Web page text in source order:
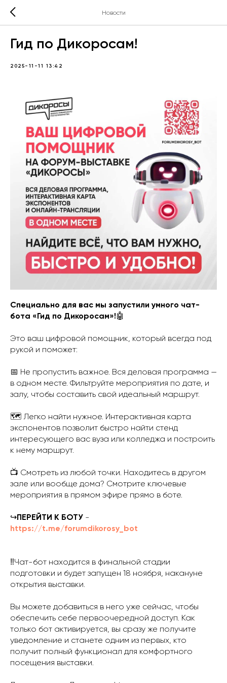
Новости
Гид по Дикоросам!
2025-11-11 13:42
Специально для вас мы запустили умного чат-
бота «Гид по Дикоросам»! 🤖
Это ваш цифровой помощник, который всегда под
рукой и поможет:
📅 Не пропустить важное. Вся деловая программа —
в одном месте. Фильтруйте мероприятия по дате, и
залу, чтобы составить свой идеальный маршрут.
🗺️ Легко найти нужное. Интерактивная карта
экспонентов позволит быстро найти стенд
интересующего вас вуза или колледжа и построить
к нему маршрут.
📺 Смотреть из любой точки. Находитесь в другом
зале или вообще дома? Смотрите ключевые
мероприятия в прямом эфире прямо в боте.
↪️ПЕРЕЙТИ К БОТУ -
https://t.me/forumdikorosy_bot
‼️Чат-бот находится в финальной стадии
подготовки и будет запущен 18 ноября, накануне
открытия выставки.
Вы можете добавиться в него уже сейчас, чтобы
обеспечить себе первоочередной доступ. Как
только бот активируется, вы сразу же получите
уведомление и станете одним из первых, кто
получит полный функционал для комфортного
посещения выставки.